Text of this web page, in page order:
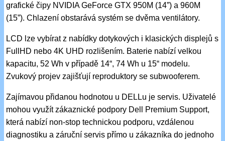
grafické čipy NVIDIA GeForce GTX 950M (14”) a 960M
(15”). Chlazení obstarává systém se dvěma ventilátory.
LCD lze vybírat z nabídky dotykových i klasických displejů s
FullHD nebo 4K UHD rozlišením. Baterie nabízí velkou
kapacitu, 52 Wh v případě 14“, 74 Wh u 15“ modelu.
Zvukový projev zajišťují reproduktory se subwooferem.
Zajímavou přidanou hodnotou u DELLu je servis. Uživatelé
mohou využít zákaznické podpory Dell Premium Support,
která nabízí non-stop technickou podporu, vzdálenou
diagnostiku a záruční servis přímo u zákazníka do jednoho